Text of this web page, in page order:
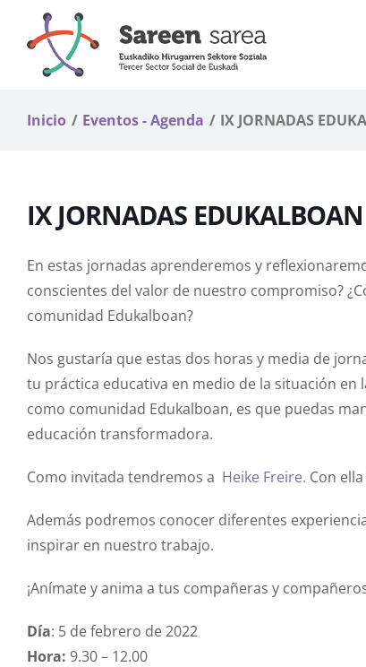
contenido
Inicio Eventos - Agenda IX JORNADAS
IX JORNADAS EDUKALBOAN
En estas jornadas aprenderemos y
conscientes del valor de nuestro compromiso?
comunidad Edukalboan?
Nos gustaría que estas dos horas y media de
tu práctica educativa en medio de la situación
como comunidad Edukalboan, es que puedas
educación transformadora.
Como invitada tendremos a Heike Freire. Con
Además podremos conocer diferentes
inspirar en nuestro trabajo.
¡Anímate y anima a tus compañeras y
Día: 5 de febrero de 2022
Hora: 9.30 – 12.00